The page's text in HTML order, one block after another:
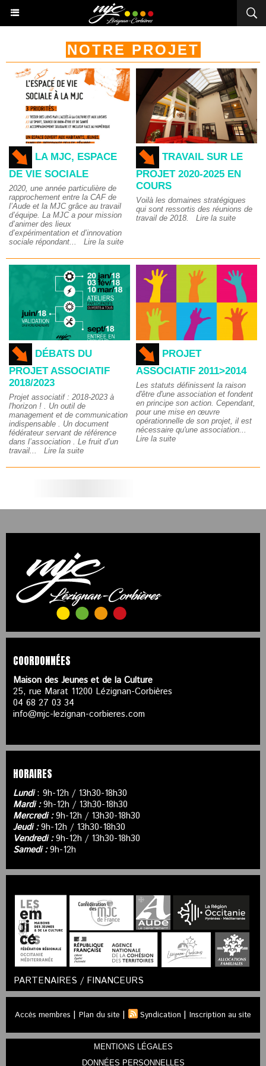
NOTRE PROJET
LA MJC, ESPACE
DE VIE SOCIALE
2020, une année particulière de
rapprochement entre la CAF de
l’Aude et la MJC grâce au travail
d’équipe. La MJC a pour mission
d’animer des lieux
d’expérimentation et d’innovation
sociale répondant... Lire la suite
TRAVAIL SUR LE
PROJET 2020-2025 EN
COURS
Voilà les domaines stratégiques
qui sont ressortis des réunions de
travail de 2018. Lire la suite
DÉBATS DU
PROJET ASSOCIATIF
2018/2023
Projet associatif : 2018-2023 à
l'horizon ! . Un outil de
management et de communication
indispensable . Un document
fédérateur servant de référence
dans l’association . Le fruit d’un
travail... Lire la suite
PROJET
ASSOCIATIF 2011>2014
Les statuts définissent la raison
d'être d'une association et fondent
en principe son action. Cependant,
pour une mise en œuvre
opérationnelle de son projet, il est
nécessaire qu'une association...
Lire la suite
COORDONNÉES
Maison des Jeunes et de la Culture
25, rue Marat 11200 Lézignan-Corbières
04 68 27 03 34
info@mjc-lezignan-corbieres.com
HORAIRES
Lundi: 9h-12h / 13h30-18h30
Mardi :9h-12h / 13h30-18h30
Mercredi :9h-12h / 13h30-18h30
Jeudi :9h-12h / 13h30-18h30
Vendredi :9h-12h / 13h30-18h30
Samedi :9h-12h
PARTENAIRES / FINANCEURS
Accès membres | Plan du site | Syndication | Inscription au site
MENTIONS LÉGALES
DONNÉES PERSONNELLES